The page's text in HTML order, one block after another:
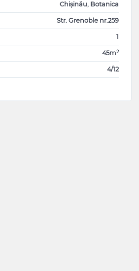
Chișinău, Botanica
Str. Grenoble nr.259
1
45m2
4/12